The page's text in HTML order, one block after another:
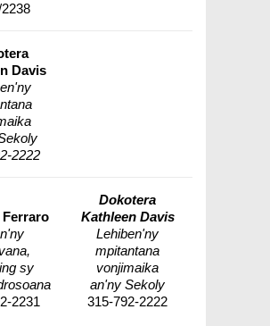
Davis
2222
Ferraro
sy
2231
Dokotera
Kathleen Davis
Lehiben'ny
mpitantana
vonjimaika
an'ny Sekoly
315-792-2222